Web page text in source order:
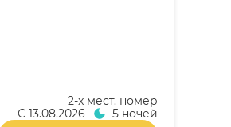
2-x мест. номер
С 13.08.2026 5 ночей